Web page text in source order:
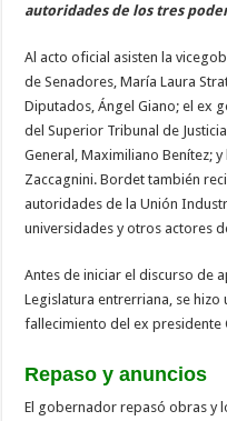
autoridades de los tres
Al acto oficial asisten la
de Senadores, María Laura
Diputados, Ángel Giano; el ex
del Superior Tribunal de
General, Maximiliano Benítez;
Zaccagnini. Bordet también
autoridades de la Unión
universidades y otros actores
Antes de iniciar el discurso de
Legislatura entrerriana, se
fallecimiento del ex presidente
Repaso y anuncios
El gobernador repasó obras y